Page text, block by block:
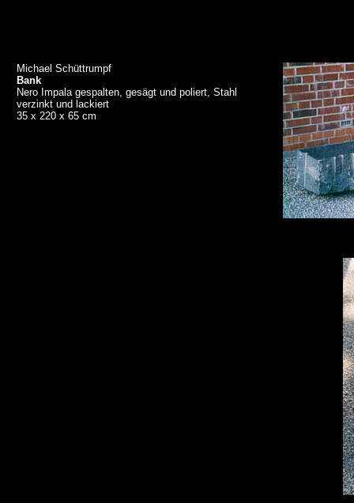
Michael Schüttrumpf
Bank
Nero Impala gespalten, gesägt und poliert, Stahl
verzinkt und lackiert
35 x 220 x 65 cm